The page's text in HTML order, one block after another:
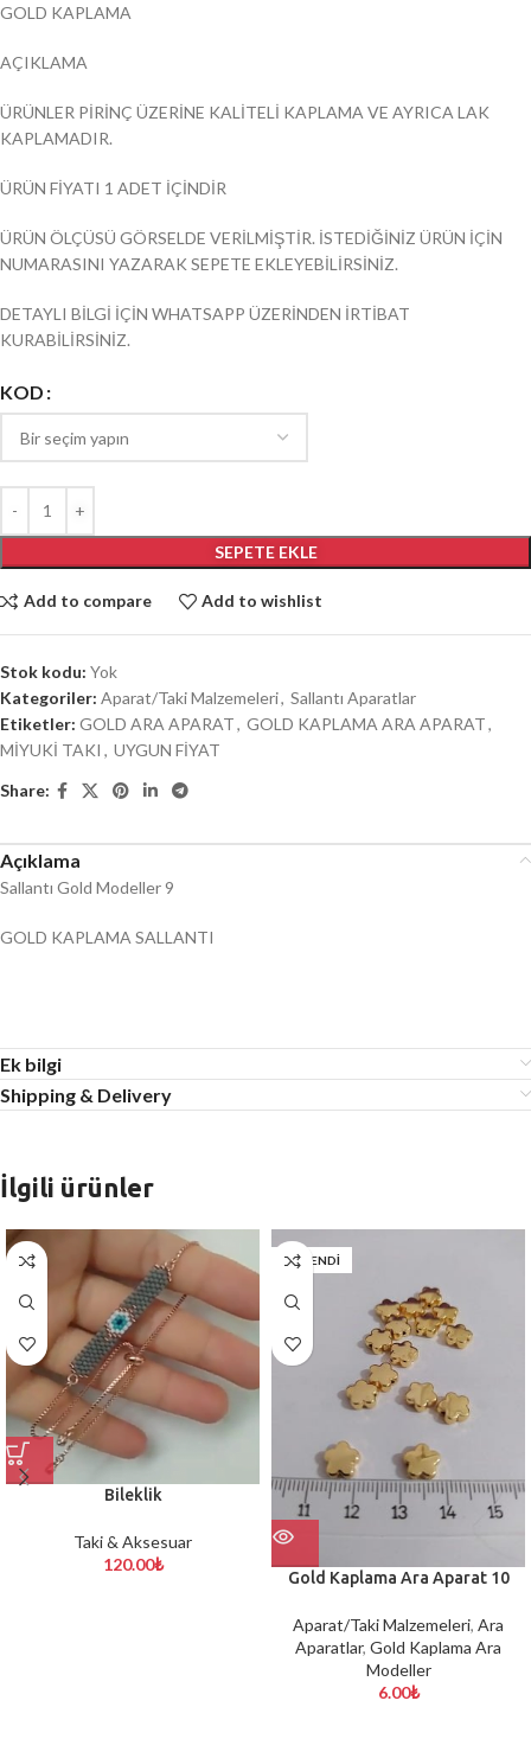
GOLD KAPLAMA
AÇIKLAMA
ÜRÜNLER PİRİNÇ ÜZERİNE KALİTELİ KAPLAMA VE AYRICA LAK
KAPLAMADIR.
ÜRÜN FİYATI 1 ADET İÇİNDİR
ÜRÜN ÖLÇÜSÜ GÖRSELDE VERİLMİŞTİR. İSTEDİĞİNİZ ÜRÜN İÇİN
NUMARASINI YAZARAK SEPETE EKLEYEBİLİRSİNİZ.
DETAYLI BİLGİ İÇİN WHATSAPP ÜZERİNDEN İRTİBAT
KURABİLİRSİNİZ.
KOD
SEPETE EKLE
Add to compare Add to wishlist
Stok kodu: Yok
Kategoriler: Aparat/Taki Malzemeleri, Sallantı Aparatlar
Etiketler: GOLD ARA APARAT, GOLD KAPLAMA ARA APARAT,
MİYUKİ TAKI , UYGUN FİYAT
Share:
Açıklama
Sallantı Gold Modeller 9
GOLD KAPLAMA SALLANTI
Ek bilgi
Shipping & Delivery
İlgili ürünler
Bileklik
Taki & Aksesuar
120.00₺
TÜKENDİ
Gold Kaplama Ara Aparat 10
Aparat/Taki Malzemeleri, Ara
Aparatlar, Gold Kaplama Ara
Modeller
6.00₺